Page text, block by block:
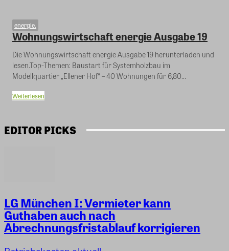
energie.
Wohnungswirtschaft energie Ausgabe 19
Die Wohnungswirtschaft energie Ausgabe 19 herunterladen und
lesen.Top-Themen: Baustart für Systemholzbau im
Modellquartier „Ellener Hof“ – 40 Wohnungen für 6,80...
Weiterlesen
EDITOR PICKS
LG München I: Vermieter kann
Guthaben auch nach
Abrechnungsfristablauf korrigieren